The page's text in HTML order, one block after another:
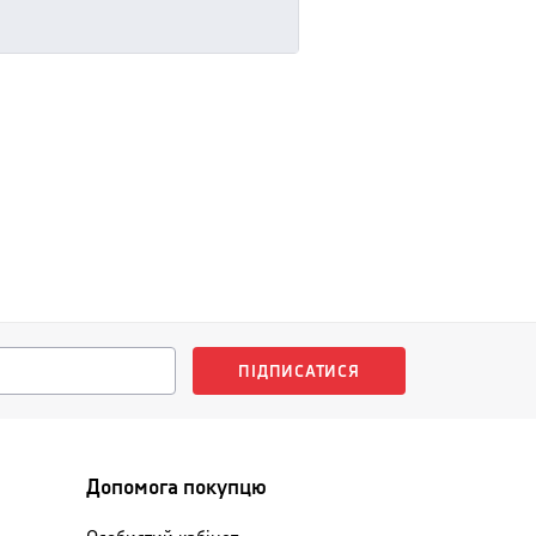
ПІДПИСАТИСЯ
Допомога покупцю